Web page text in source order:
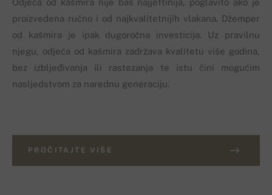
Odjeća od kašmira nije baš najjeftinija, poglavito ako je
proizvedena ručno i od najkvalitetnijih vlakana. Džemper
od kašmira je ipak dugoročna investicija. Uz pravilnu
njegu, odjeća od kašmira zadržava kvalitetu više godina,
bez izbljeđivanja ili rastezanja te istu čini mogućim
nasljedstvom za narednu generaciju.
PROČITAJTE VIŠE